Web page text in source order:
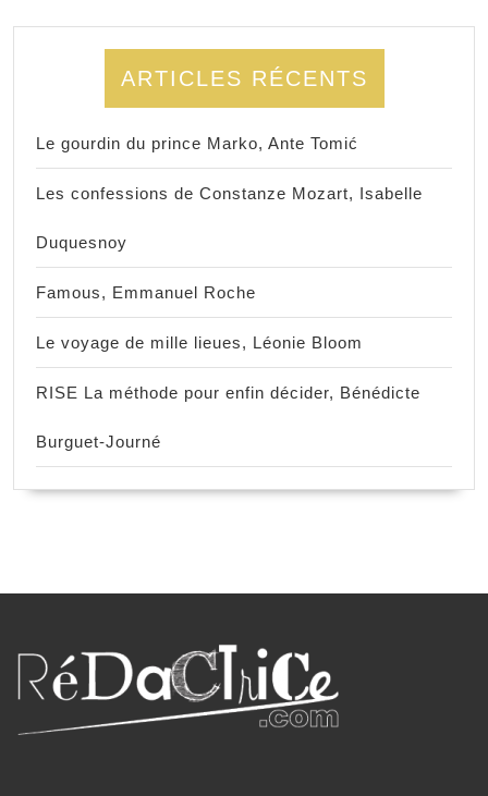
ARTICLES RÉCENTS
Le gourdin du prince Marko, Ante Tomić
Les confessions de Constanze Mozart, Isabelle
Duquesnoy
Famous, Emmanuel Roche
Le voyage de mille lieues, Léonie Bloom
RISE La méthode pour enfin décider, Bénédicte
Burguet-Journé